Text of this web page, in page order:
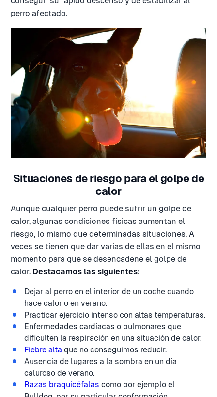
perro afectado.
Situaciones de riesgo para el golpe de
calor
Aunque cualquier perro puede sufrir un golpe de
calor, algunas condiciones físicas aumentan el
riesgo, lo mismo que determinadas situaciones. A
veces se tienen que dar varias de ellas en el mismo
momento para que se desencadene el golpe de
calor. Destacamos las siguientes:
Dejar al perro en el interior de un coche cuando
hace calor o en verano.
Practicar ejercicio intenso con altas temperaturas.
Enfermedades cardíacas o pulmonares que
dificulten la respiración en una situación de calor.
Fiebre alta que no conseguimos reducir.
Ausencia de lugares a la sombra en un día
caluroso de verano.
Razas braquicéfalas como por ejemplo el